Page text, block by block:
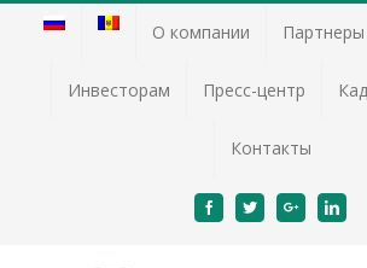
О компании Партнеры
Инвесторам Пресс-центр
Контакты
FacebookTwitterGoogle+